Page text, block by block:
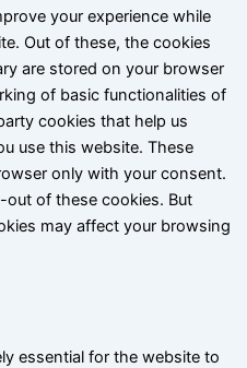
your experience while
Out of these, the cookies
are stored on your browser
of basic functionalities of
cookies that help us
use this website. These
only with your consent.
of these cookies. But
may affect your browsing
essential for the website to